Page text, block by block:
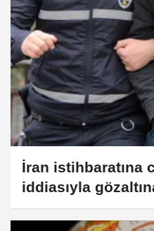
İran istihbaratına
iddiasıyla
tutuklandı